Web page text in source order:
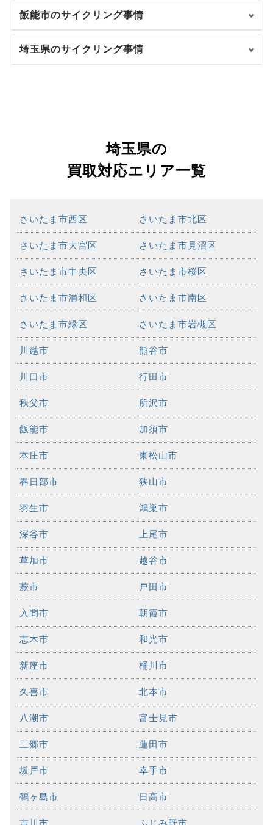
飯能市のサイクリング事情
埼玉県のサイクリング事情
埼玉県の
買取対応エリア一覧
さいたま市西区 さいたま市北区
さいたま市大宮区 さいたま市見沼区
さいたま市中央区 さいたま市桜区
さいたま市浦和区 さいたま市南区
さいたま市緑区 さいたま市岩槻区
川越市 熊谷市
川口市 行田市
秩父市 所沢市
飯能市 加須市
本庄市 東松山市
春日部市 狭山市
羽生市 鴻巣市
深谷市 上尾市
草加市 越谷市
蕨市 戸田市
入間市 朝霞市
志木市 和光市
新座市 桶川市
久喜市 北本市
八潮市 富士見市
三郷市 蓮田市
坂戸市 幸手市
鶴ヶ島市 日高市
吉川市 ふじみ野市